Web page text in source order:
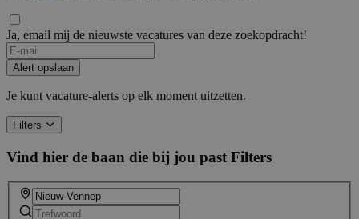
Ja, email mij de nieuwste vacatures van deze zoekopdracht!
Alert opslaan
Je kunt vacature-alerts op elk moment uitzetten.
Filters
Vind hier de baan die bij jou past Filters